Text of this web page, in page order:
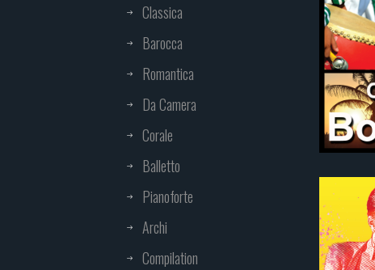
Classica
Barocca
Romantica
Da Camera
Corale
Balletto
Pianoforte
Archi
Compilation